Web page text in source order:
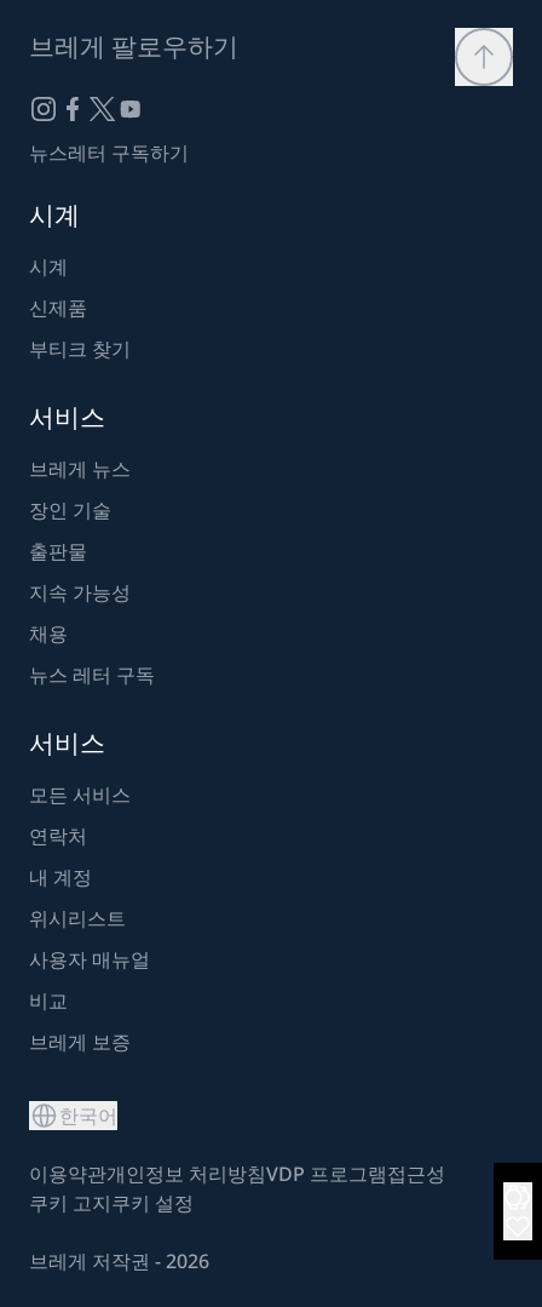
브레게 팔로우하기
뉴스레터 구독하기
시계
시계
신제품
부티크 찾기
서비스
브레게 뉴스
장인 기술
출판물
지속 가능성
채용
뉴스 레터 구독
서비스
모든 서비스
연락처
내 계정
위시리스트
사용자 매뉴얼
비교
브레게 보증
한국어
이용약관개인정보 처리방침VDP 프로그램접근성
쿠키 고지쿠키 설정
브레게 저작권 - 2026